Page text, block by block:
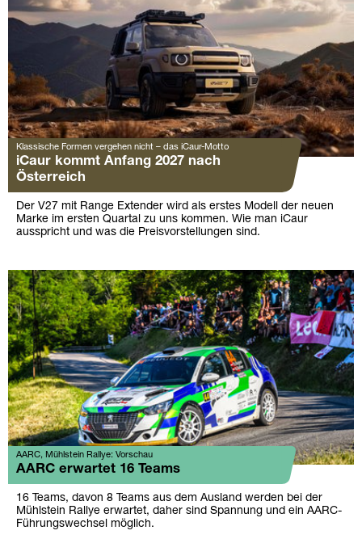
Klassische Formen vergehen nicht – das iCaur-Motto
iCaur kommt Anfang 2027 nach
Österreich
Der V27 mit Range Extender wird als erstes Modell der neuen
Marke im ersten Quartal zu uns kommen. Wie man iCaur
ausspricht und was die Preisvorstellungen sind.
AARC, Mühlstein Rallye: Vorschau
AARC erwartet 16 Teams
16 Teams, davon 8 Teams aus dem Ausland werden bei der
Mühlstein Rallye erwartet, daher sind Spannung und ein AARC-
Führungswechsel möglich.